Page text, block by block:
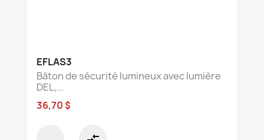
EFLAS3
Bâton de sécurité lumineux avec lumière
DEL,...
36,70 $